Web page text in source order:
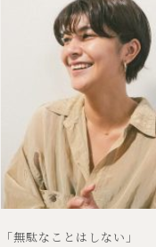
「無駄なことはしない」